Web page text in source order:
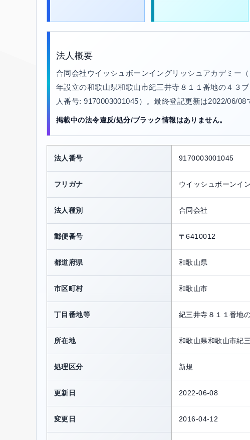
法人概要
合同会社ウイッシュボーンイングリッシュアカデミー
年設立の和歌山県和歌山市紀三井寺８１１番地の４３
人番号: 9170003001045）。最終登記更新は2022/06/08
掲載中の法令違反/処分/ブラック情報はありません。
法人番号 9170003001045
フリガナ ウイッシュボーンイ
法人種別 合同会社
郵便番号 〒6410012
都道府県 和歌山県
市区町村 和歌山市
丁目番地等 紀三井寺８１１番地
所在地 和歌山県和歌山市紀
処理区分 新規
更新日 2022-06-08
変更日 2016-04-12